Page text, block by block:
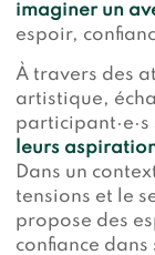
imaginer un
espoir,
À travers des
artistique,
leurs
Dans un
tensions et le
propose des
confiance